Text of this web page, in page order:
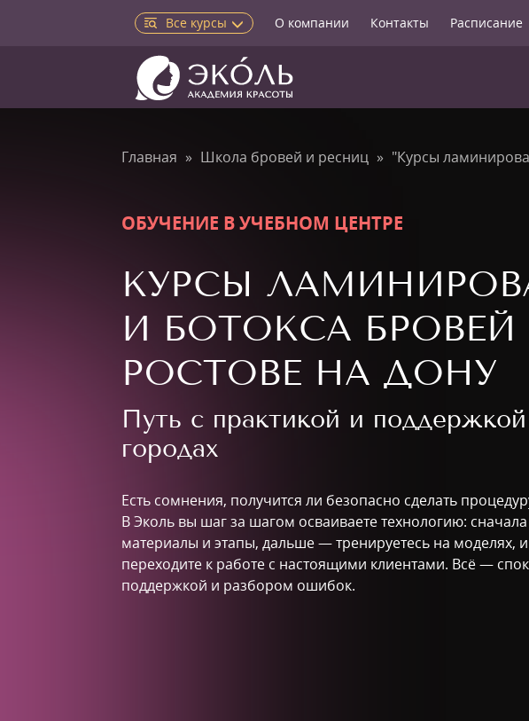
Все курсы О компании Контакты Расписание
Главная Школа бровей и ресниц "Курсы
ОБУЧЕНИЕ В УЧЕБНОМ ЦЕНТРЕ
КУРСЫ
И БОТОКСА БРОВЕЙ
РОСТОВЕ НА ДОНУ
Путь с практикой и
городах
Есть сомнения, получится ли безопасно сделать
В Эколь вы шаг за шагом осваиваете технологию: сначала
материалы и этапы, дальше — тренируетесь на моделях,
переходите к работе с настоящими клиентами. Всё —
поддержкой и разбором ошибок.